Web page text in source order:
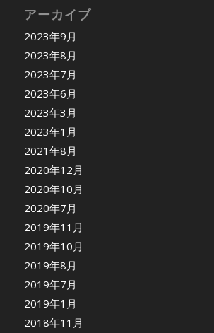
アーカイブ
2023年9月
2023年8月
2023年7月
2023年6月
2023年3月
2023年1月
2021年8月
2020年12月
2020年10月
2020年7月
2019年11月
2019年10月
2019年8月
2019年7月
2019年1月
2018年11月